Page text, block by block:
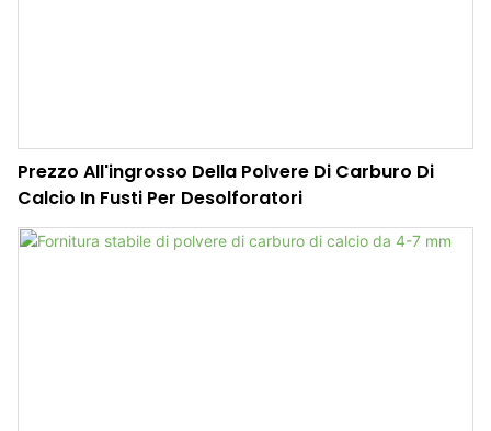
Prezzo All'ingrosso Della Polvere Di Carburo Di
Calcio In Fusti Per Desolforatori